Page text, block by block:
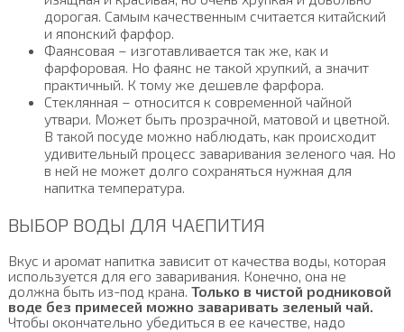
дорогая. Самым качественным считается китайский
и японский фарфор.
Фаянсовая – изготавливается так же, как и
фарфоровая. Но фаянс не такой хрупкий, а значит
практичный. К тому же дешевле фарфора.
Стеклянная – относится к современной чайной
утвари. Может быть прозрачной, матовой и цветной.
В такой посуде можно наблюдать, как происходит
удивительный процесс заваривания зеленого чая. Но
в ней не может долго сохраняться нужная для
напитка температура.
ВЫБОР ВОДЫ ДЛЯ ЧАЕПИТИЯ
Вкус и аромат напитка зависит от качества воды, которая
используется для его заваривания. Конечно, она не
должна быть из-под крана. Только в чистой родниковой
воде без примесей можно заваривать зеленый чай.
Чтобы окончательно убедиться в ее качестве, надо